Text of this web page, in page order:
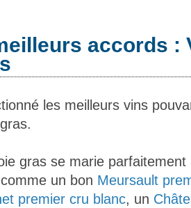
accords :
les meilleurs vins
gras se marie
un bon Meursault
premier cru blanc, un